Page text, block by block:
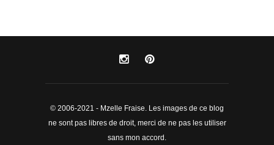
© 2006-2021 - Mzelle Fraise. Les images de ce blog
ne sont pas libres de droit, merci de ne pas les utiliser
sans mon accord.